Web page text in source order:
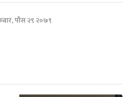
पौस २९ २०७९